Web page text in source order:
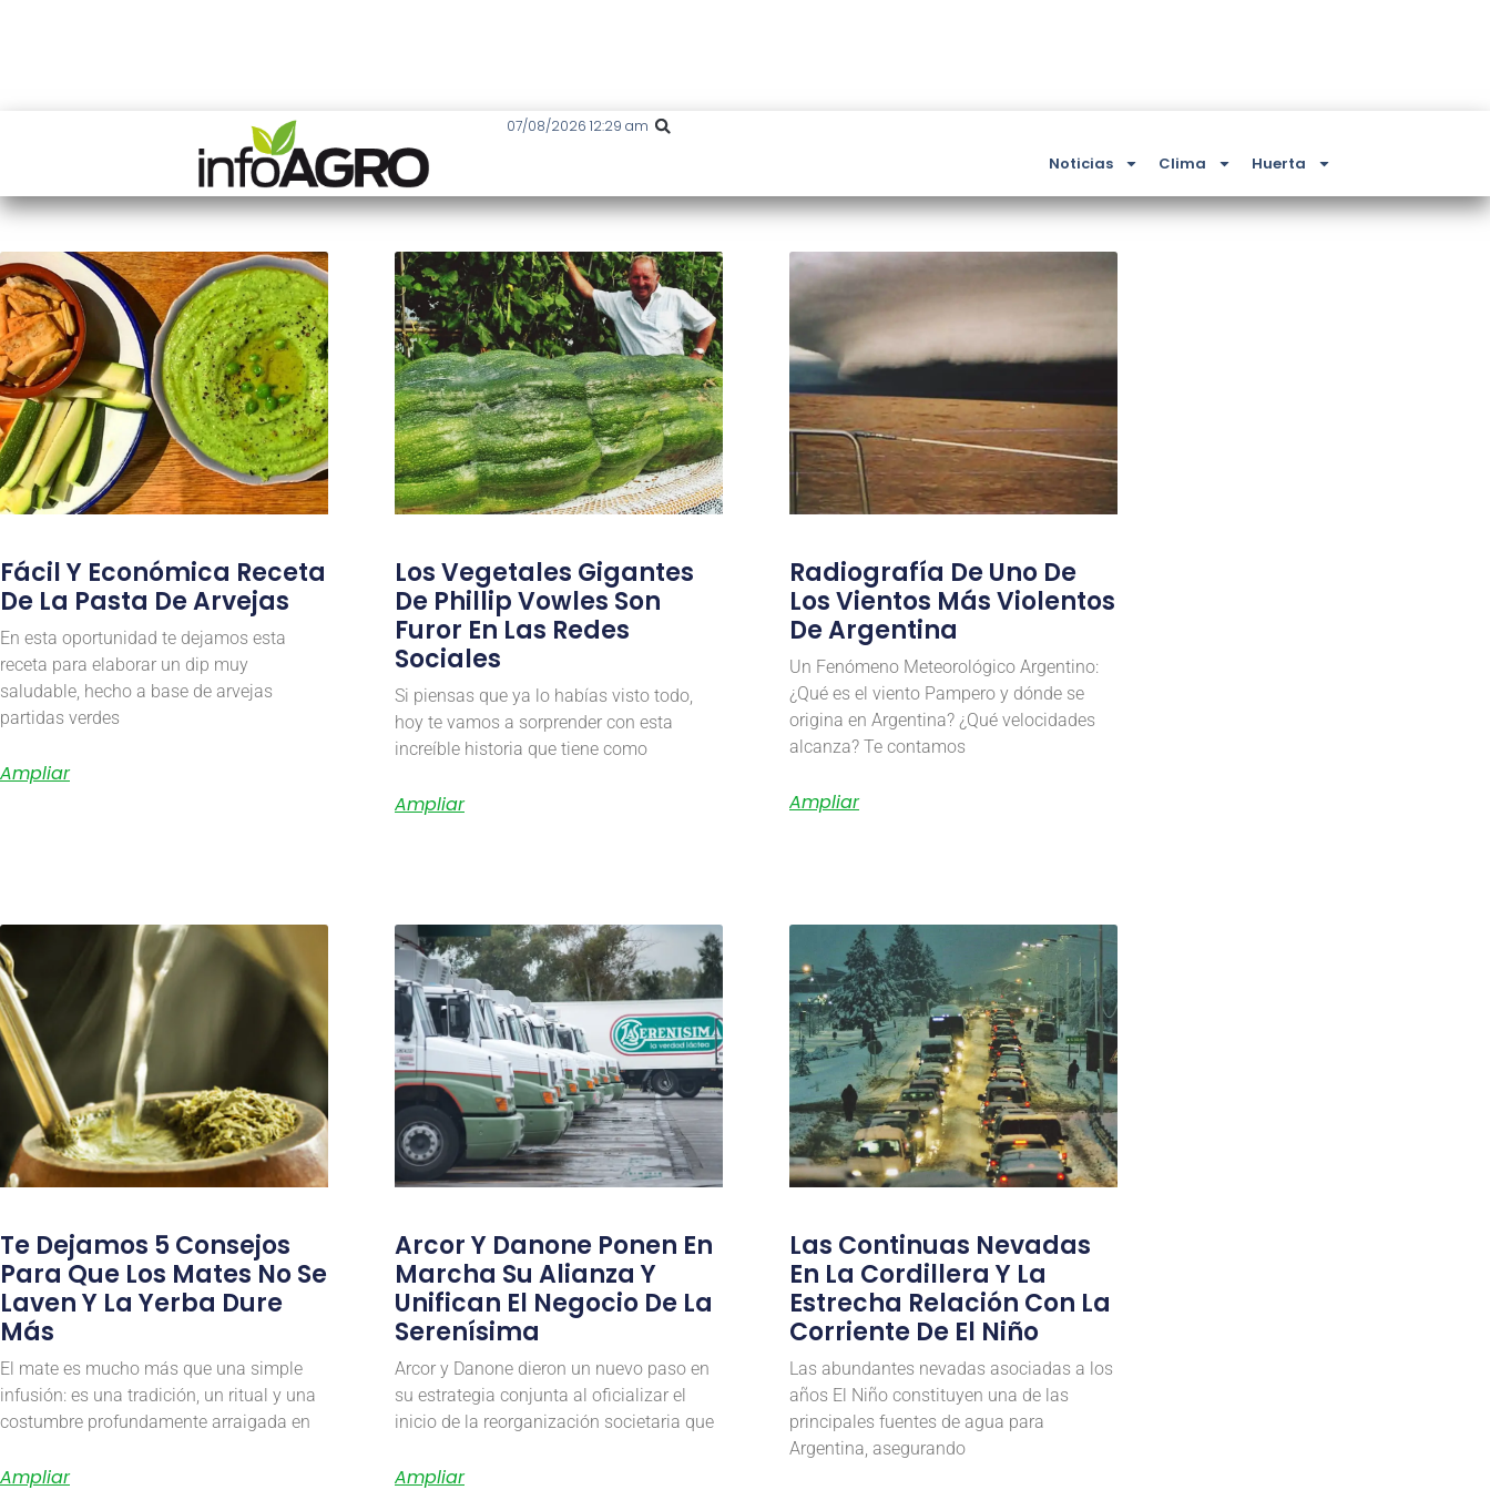
07/08/2026 12:29 am
Noticias Clima Huerta
Fácil Y Económica Receta
De La Pasta De Arvejas
En esta oportunidad te dejamos esta
receta para elaborar un dip muy
saludable, hecho a base de arvejas
partidas verdes
Ampliar
Los Vegetales Gigantes
De Phillip Vowles Son
Furor En Las Redes
Sociales
Si piensas que ya lo habías visto todo,
hoy te vamos a sorprender con esta
increíble historia que tiene como
Ampliar
Radiografía De Uno De
Los Vientos Más Violentos
De Argentina
Un Fenómeno Meteorológico Argentino:
¿Qué es el viento Pampero y dónde se
origina en Argentina? ¿Qué velocidades
alcanza? Te contamos
Ampliar
Te Dejamos 5 Consejos
Para Que Los Mates No Se
Laven Y La Yerba Dure
Más
El mate es mucho más que una simple
infusión: es una tradición, un ritual y una
costumbre profundamente arraigada en
Ampliar
Arcor Y Danone Ponen En
Marcha Su Alianza Y
Unifican El Negocio De La
Serenísima
Arcor y Danone dieron un nuevo paso en
su estrategia conjunta al oficializar el
inicio de la reorganización societaria que
Ampliar
Las Continuas Nevadas
En La Cordillera Y La
Estrecha Relación Con La
Corriente De El Niño
Las abundantes nevadas asociadas a los
años El Niño constituyen una de las
principales fuentes de agua para
Argentina, asegurando